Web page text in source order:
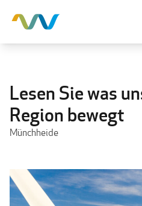
Lesen Sie was
Region bewegt
Münchheide